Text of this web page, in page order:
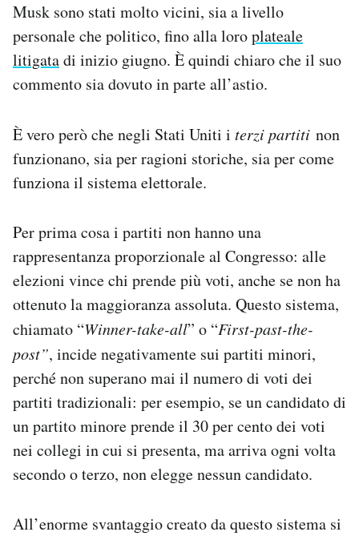
Musk sono stati molto vicini, sia a livello
personale che politico, fino alla loroplateale
litigatadi inizio giugno. È quindi chiaro che il suo
commento sia dovuto in parte all’astio.
È vero però che negli Stati Uniti i terzi partiti non
funzionano, sia per ragioni storiche, sia per come
funziona il sistema elettorale.
Per prima cosa i partiti non hanno una
rappresentanza proporzionale al Congresso: alle
elezioni vince chi prende più voti, anche se non ha
ottenuto la maggioranza assoluta. Questo sistema,
chiamato “Winner-take-all” o “First-past-the-
post”, incide negativamente sui partiti minori,
perché non superano mai il numero di voti dei
partiti tradizionali: per esempio, se un candidato di
un partito minore prende il 30 per cento dei voti
nei collegi in cui si presenta, ma arriva ogni volta
secondo o terzo, non elegge nessun candidato.
All’enorme svantaggio creato da questo sistema si